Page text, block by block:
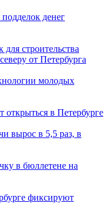
денег
строительства
от Петербурга
молодых
в Петербурге
вырос в 5,5 раз, в
в бюллетене на
фиксируют